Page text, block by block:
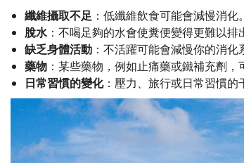
纖維攝取不足：低纖維飲食可能會減慢消化。
脫水：不喝足夠的水會使糞便變得更難以排
缺乏身體活動：不活躍可能會減慢你的消化
藥物：某些藥物，例如止痛藥或鐵補充劑，
日常習慣的變化：壓力、旅行或日常習慣的